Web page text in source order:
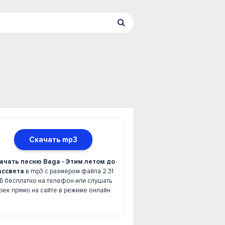
Скачать mp3
песню Baga - Этим летом до
в mp3 с размером файла 2.31
бесплатно на телефон или слушать
прямо на сайте в режиме онлайн